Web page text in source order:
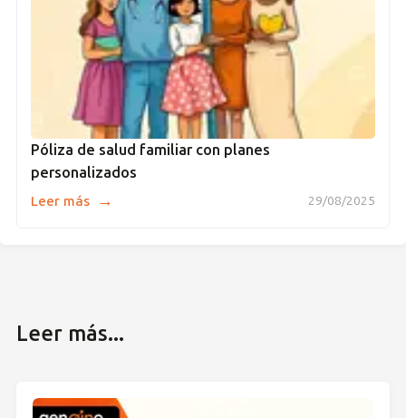
Póliza de salud familiar con planes
personalizados
29/08/2025
Leer más →
Leer más...